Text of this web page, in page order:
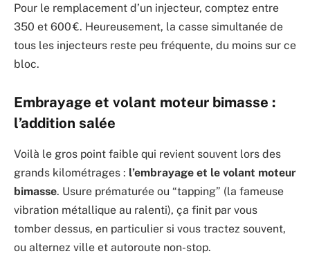
Pour le remplacement d’un injecteur, comptez entre
350 et 600 €. Heureusement, la casse simultanée de
tous les injecteurs reste peu fréquente, du moins sur ce
bloc.
Embrayage et volant moteur bimasse :
l’addition salée
Voilà le gros point faible qui revient souvent lors des
grands kilométrages : l’embrayage et le volant moteur
bimasse. Usure prématurée ou “tapping” (la fameuse
vibration métallique au ralenti), ça finit par vous
tomber dessus, en particulier si vous tractez souvent,
ou alternez ville et autoroute non-stop.